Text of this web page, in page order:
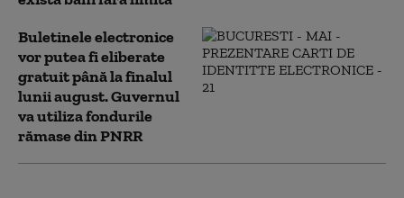
Buletinele electronice
vor putea fi eliberate
gratuit până la finalul
lunii august. Guvernul
va utiliza fondurile
rămase din PNRR